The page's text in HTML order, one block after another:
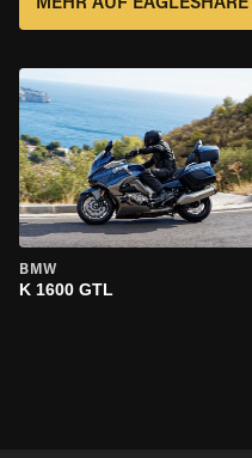
MEHR AUF EAGLESHARE
BMW
K 1600 GTL